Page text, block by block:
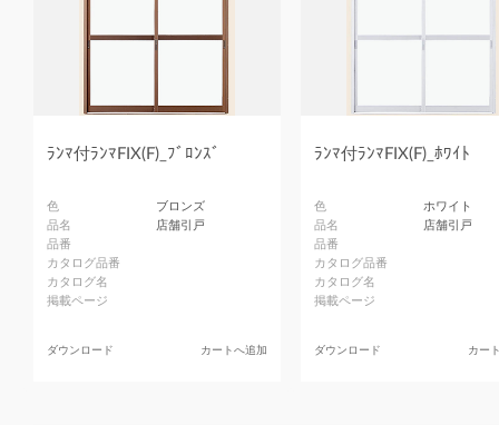
ﾗﾝﾏ付ﾗﾝﾏFIX(F)_ﾌﾞﾛﾝｽﾞ
色
ブロンズ
品名
店舗引戸
品番
カタログ品番
カタログ名
掲載ページ
ダウンロード カートへ追加
ﾗﾝﾏ付ﾗﾝﾏFIX(F)_ﾎﾜｲﾄ
色
ホワイト
品名
店舗引戸
品番
カタログ品番
カタログ名
掲載ページ
ダウンロード カー